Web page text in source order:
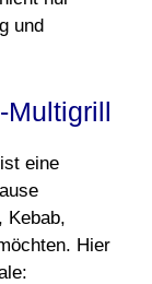
und
Multigrill
eine
Kebab,
Hier